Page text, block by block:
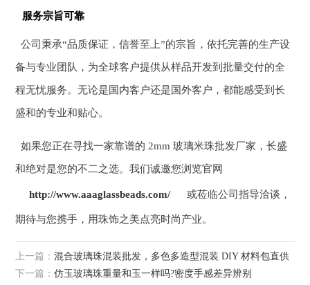
服务宗旨可靠
公司秉承“品质保证，信誉至上”的宗旨，依托完善的生产设
备与专业团队，为全球客户提供从样品开发到批量交付的全
程无忧服务。无论是国内客户还是国外客户，都能感受到长
盛和的专业和贴心。
如果您正在寻找一家靠谱的 2mm 玻璃米珠批发厂家，长盛
和绝对是您的不二之选。我们诚邀您浏览官网
http://www.aaaglassbeads.com/ 或莅临公司指导洽谈，
期待与您携手，用珠饰之美点亮时尚产业。
上一篇：混合玻璃珠混装批发，多色多造型混装 DIY 材料包直供
下一篇：仿玉玻璃珠重量和玉一样吗?密度手感差异辨别